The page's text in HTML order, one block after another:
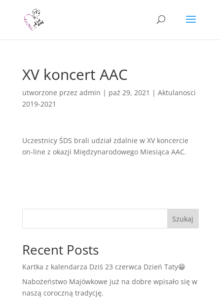
XV koncert AAC
utworzone przez admin | paź 29, 2021 | Aktulanosci
2019-2021
Uczestnicy ŚDS brali udział zdalnie w XV koncercie
on-line z okazji Międzynarodowego Miesiąca AAC.
Szukaj
Recent Posts
Kartka z kalendarza Dziś 23 czerwca Dzień Taty😁
Nabożeństwo Majówkowe już na dobre wpisało się w
naszą coroczną tradycję.